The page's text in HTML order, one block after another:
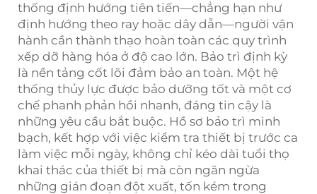
thống định hướng tiên tiến—chẳng hạn như
định hướng theo ray hoặc dây dẫn—người vận
hành cần thành thạo hoàn toàn các quy trình
xếp dỡ hàng hóa ở độ cao lớn. Bảo trì định kỳ
là nền tảng cốt lõi đảm bảo an toàn. Một hệ
thống thủy lực được bảo dưỡng tốt và một cơ
chế phanh phản hồi nhanh, đáng tin cậy là
những yêu cầu bắt buộc. Hồ sơ bảo trì minh
bạch, kết hợp với việc kiểm tra thiết bị trước ca
làm việc mỗi ngày, không chỉ kéo dài tuổi thọ
khai thác của thiết bị mà còn ngăn ngừa
những gián đoạn đột xuất, tốn kém trong